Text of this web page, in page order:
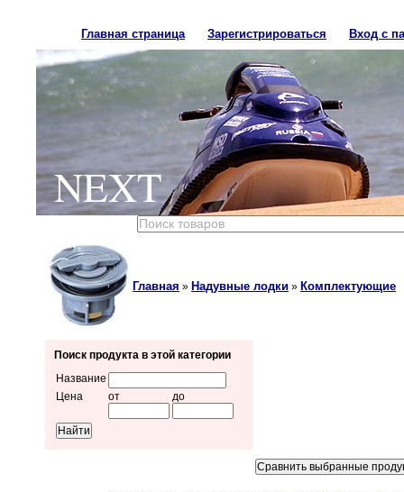
Главная страница Зарегистрироваться Вход с
NEXT
Главная » Надувные лодки » Комплектующие
Поиск продукта в этой категории
Название
Цена
от до